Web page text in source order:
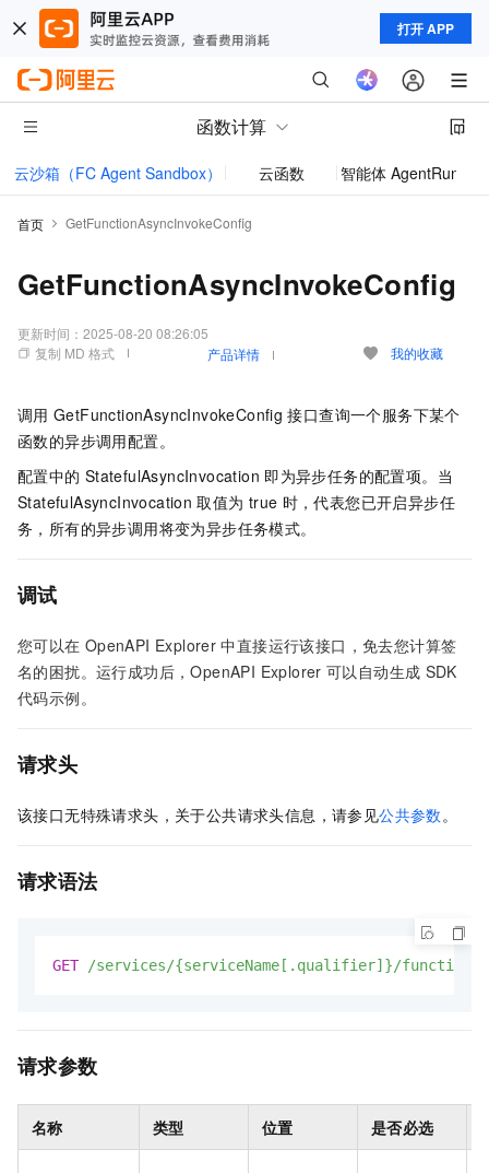
打开 APP
函数计算
云沙箱（FC Agent Sandbox） 云函数 智能体 AgentRun
首页 GetFunctionAsyncInvokeConfig
GetFunctionAsyncInvokeConfig
更新时间： 2025-08-20 08:26:05
复制 MD 格式
产品详情 我的收藏
调用 GetFunctionAsyncInvokeConfig 接口查询一个服务下某个
函数的异步调用配置。
配置中的 StatefulAsyncInvocation 即为异步任务的配置项。当
StatefulAsyncInvocation 取值为 true 时，代表您已开启异步任
务，所有的异步调用将变为异步任务模式。
调试
您可以在 OpenAPI Explorer 中直接运行该接口，免去您计算签
名的困扰。运行成功后，OpenAPI Explorer 可以自动生成 SDK
代码示例。
请求头
该接口无特殊请求头，关于公共请求头信息，请参见公共参数。
请求语法
GET /services/{serviceName[.qualifier]}/functions/
请求参数
名称 类型 位置 是否必选